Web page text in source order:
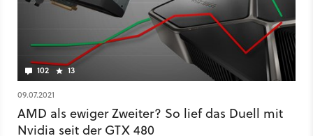
102 13
09.07.2021
AMD als ewiger Zweiter? So lief das Duell mit
Nvidia seit der GTX 480